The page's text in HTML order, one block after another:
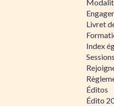
Livret
Index
Éditos
Édito